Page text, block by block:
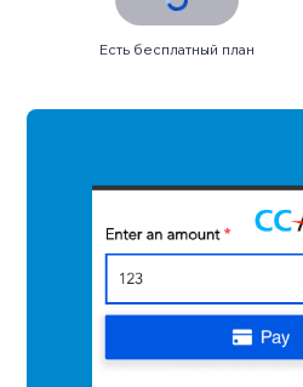
Есть бесплатный план